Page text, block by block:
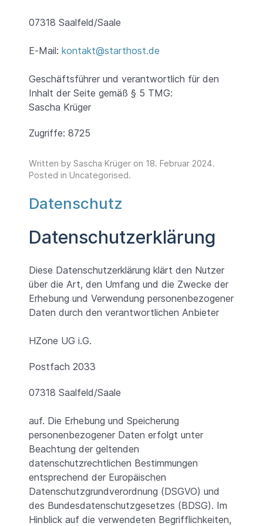
07318 Saalfeld/Saale
E-Mail: kontakt@starthost.de
Geschäftsführer und verantwortlich für den
Inhalt der Seite gemäß § 5 TMG:
Sascha Krüger
Zugriffe: 8725
Written by Sascha Krüger on 18. Februar 2024.
Posted in Uncategorised.
Datenschutz
Datenschutzerklärung
Diese Datenschutzerklärung klärt den Nutzer
über die Art, den Umfang und die Zwecke der
Erhebung und Verwendung personenbezogener
Daten durch den verantwortlichen Anbieter
HZone UG i.G.
Postfach 2033
07318 Saalfeld/Saale
auf. Die Erhebung und Speicherung
personenbezogener Daten erfolgt unter
Beachtung der geltenden
datenschutzrechtlichen Bestimmungen
entsprechend der Europäischen
Datenschutzgrundverordnung (DSGVO) und
des Bundesdatenschutzgesetzes (BDSG). Im
Hinblick auf die verwendeten Begrifflichkeiten,